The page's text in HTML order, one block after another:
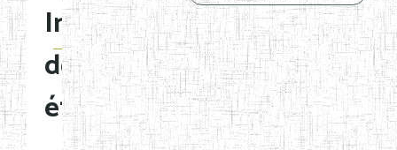
Immatriculation
des
établissements